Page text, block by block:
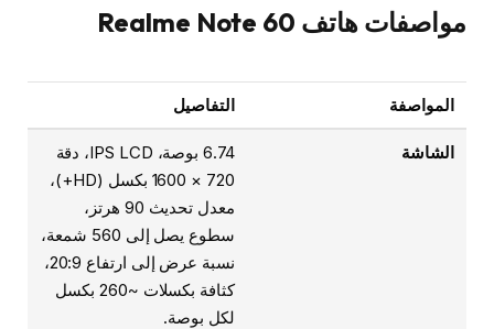
مواصفات هاتف Realme Note 60
المواصفة التفاصيل
الشاشة
6.74 بوصة، IPS LCD، دقة
720 × 1600 بكسل (HD+)،
معدل تحديث 90 هرتز،
سطوع يصل إلى 560 شمعة،
نسبة عرض إلى ارتفاع 20:9،
كثافة بكسلات ~260 بكسل
لكل بوصة.